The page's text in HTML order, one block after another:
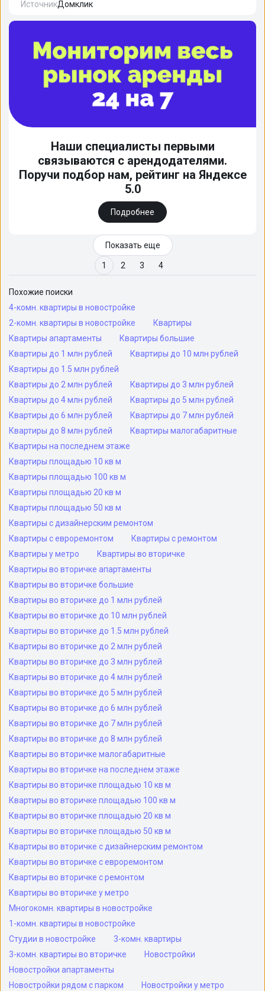
ИсточникДомклик
Наши специалисты первыми
связываются с арендодателями.
Поручи подбор нам, рейтинг на Яндексе
5.0
Подробнее
Показать еще
1 2 3 4
Похожие поиски
4-комн. квартиры в новостройке
2-комн. квартиры в новостройке
Квартиры
Квартиры апартаменты
Квартиры большие
Квартиры до 1 млн рублей
Квартиры до 10 млн рублей
Квартиры до 1.5 млн рублей
Квартиры до 2 млн рублей
Квартиры до 3 млн рублей
Квартиры до 4 млн рублей
Квартиры до 5 млн рублей
Квартиры до 6 млн рублей
Квартиры до 7 млн рублей
Квартиры до 8 млн рублей
Квартиры малогабаритные
Квартиры на последнем этаже
Квартиры площадью 10 кв м
Квартиры площадью 100 кв м
Квартиры площадью 20 кв м
Квартиры площадью 50 кв м
Квартиры с дизайнерским ремонтом
Квартиры с евроремонтом
Квартиры с ремонтом
Квартиры у метро
Квартиры во вторичке
Квартиры во вторичке апартаменты
Квартиры во вторичке большие
Квартиры во вторичке до 1 млн рублей
Квартиры во вторичке до 10 млн рублей
Квартиры во вторичке до 1.5 млн рублей
Квартиры во вторичке до 2 млн рублей
Квартиры во вторичке до 3 млн рублей
Квартиры во вторичке до 4 млн рублей
Квартиры во вторичке до 5 млн рублей
Квартиры во вторичке до 6 млн рублей
Квартиры во вторичке до 7 млн рублей
Квартиры во вторичке до 8 млн рублей
Квартиры во вторичке малогабаритные
Квартиры во вторичке на последнем этаже
Квартиры во вторичке площадью 10 кв м
Квартиры во вторичке площадью 100 кв м
Квартиры во вторичке площадью 20 кв м
Квартиры во вторичке площадью 50 кв м
Квартиры во вторичке с дизайнерским ремонтом
Квартиры во вторичке с евроремонтом
Квартиры во вторичке с ремонтом
Квартиры во вторичке у метро
Многокомн. квартиры в новостройке
1-комн. квартиры в новостройке
Студии в новостройке
3-комн. квартиры
3-комн. квартиры во вторичке
Новостройки
Новостройки апартаменты
Новостройки рядом с парком
Новостройки у метро